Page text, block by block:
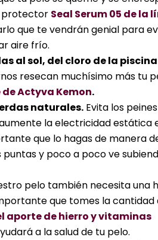
protector Seal Serum 05 de la
que te vendrán genial para
aire frío.
al sol, del cloro de la
resecan muchísimo más tu
Actyva Kemon.
naturales. Evita los
la electricidad estática
que lo hagas de manera
y poco a poco ve
pelo también necesita una
que tomes la cantidad
aporte de hierro y vitaminas
a la salud de tu pelo.